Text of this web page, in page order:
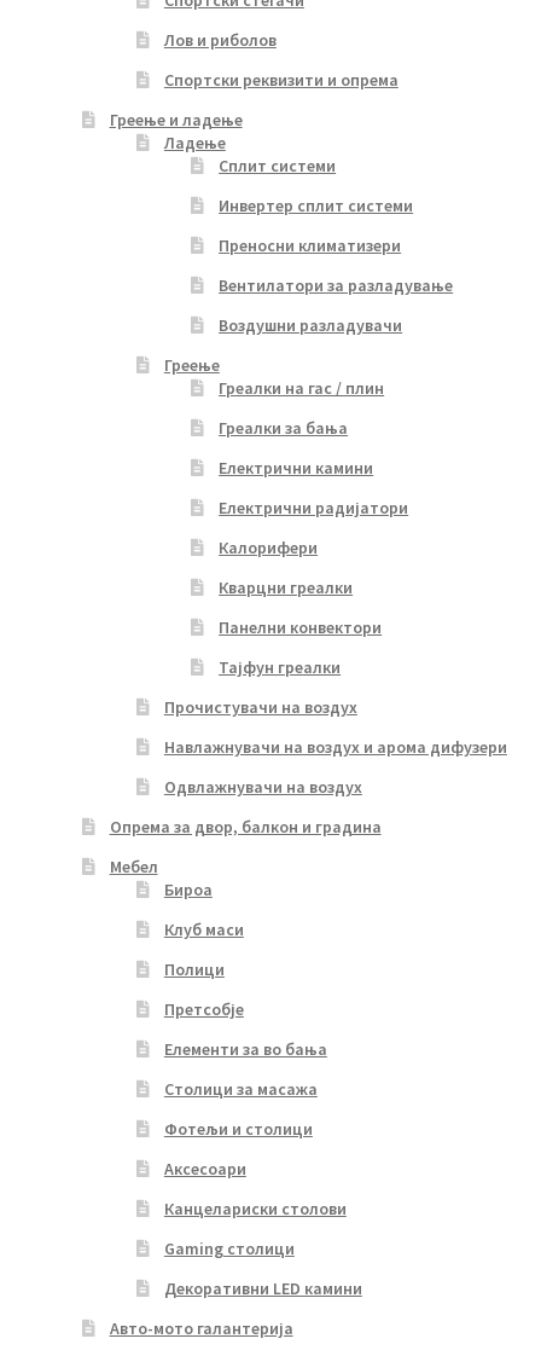
Лов и риболов
Спортски реквизити и опрема
Греење и ладење
Ладење
Сплит системи
Инвертер сплит системи
Преносни климатизери
Вентилатори за разладување
Воздушни разладувачи
Греење
Греалки на гас / плин
Греалки за бања
Електрични камини
Електрични радијатори
Калорифери
Кварцни греалки
Панелни конвектори
Тајфун греалки
Прочистувачи на воздух
Навлажнувачи на воздух и арома дифузери
Одвлажнувачи на воздух
Опрема за двор, балкон и градина
Мебел
Бироа
Клуб маси
Полици
Претсобје
Елементи за во бања
Столици за масажа
Фотељи и столици
Аксесоари
Канцелариски столови
Gaming столици
Декоративни LED камини
Авто-мото галантерија